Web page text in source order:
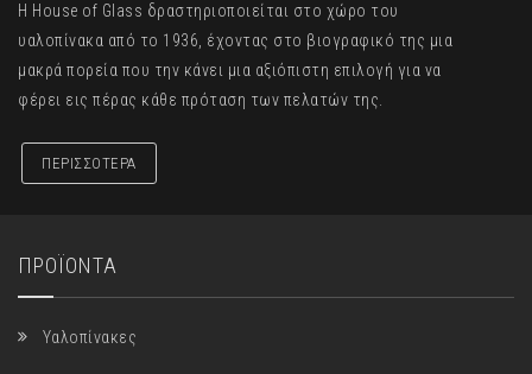
Η House of Glass δραστηριοποιείται στο χώρο του
υαλοπίνακα από το 1936, έχοντας στο βιογραφικό της μια
μακρά πορεία που την κάνει μια αξιόπιστη επιλογή για να
φέρει εις πέρας κάθε πρόταση των πελατών της.
ΠΕΡΙΣΣΟΤΕΡΑ
ΠΡΟΪΟΝΤΑ
Υαλοπίνακες